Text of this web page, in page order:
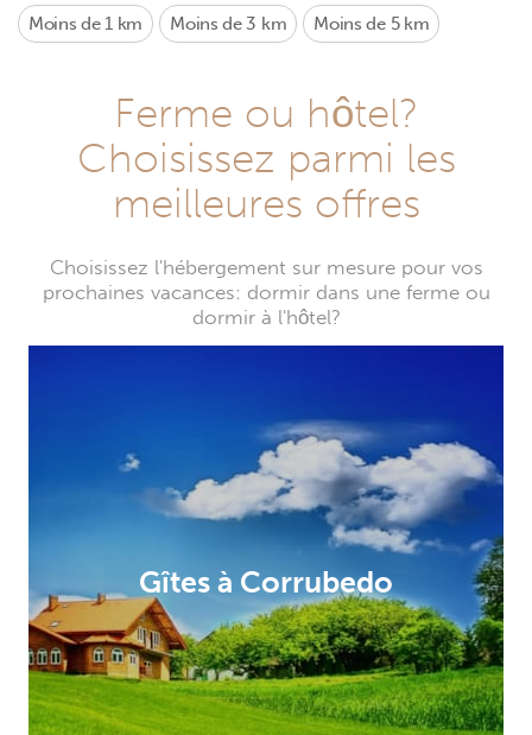
Moins de 1 km Moins de 3 km Moins de 5 km
Ferme ou hôtel?
Choisissez parmi les
meilleures offres
Choisissez l'hébergement sur mesure pour vos
prochaines vacances: dormir dans une ferme ou
dormir à l'hôtel?
Gîtes à Corrubedo